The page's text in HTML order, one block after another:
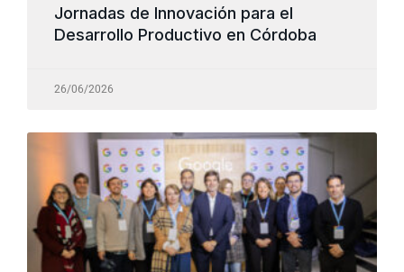
Jornadas de Innovación para el
Desarrollo Productivo en Córdoba
26/06/2026